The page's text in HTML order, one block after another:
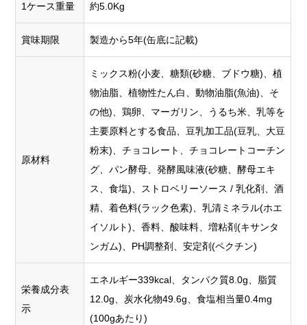
1ケース重量 約5.0Kg
賞味期限 製造から5年(缶底に記載)
原材料
ミックス粉(小麦、糖類(砂糖、ブドウ糖)、植
物油脂、植物性たん白、動物油脂(魚油)、そ
の他)、鶏卵、マーガリン、うるち米、乳等を
主要原料とする食品、豆乳加工品(豆乳、大豆
粉末)、チョコレート、チョコレートコーチン
グ、パン酵母、発酵風味液(砂糖、酵母エキ
ス、食塩)、ストロベリーソース / 乳化剤、酒
精、着色料(ラック色素)、乳清ミネラル(ホエ
イソルト)、香料、酸味料、増粘剤(キサンタ
ンガム)、PH調整剤、安定剤(ペクチン)
栄養成分表
示
エネルギー339kcal、タンパク質8.0g、脂質
12.0g、炭水化物49.6g、食塩相当量0.4mg
(100gあたり)